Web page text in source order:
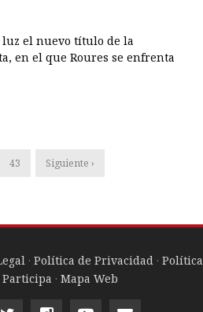
luz el nuevo título de la
en el que Roures se enfrenta
43 Siguiente ›
· Política de Privacidad · Política
Participa · Mapa Web